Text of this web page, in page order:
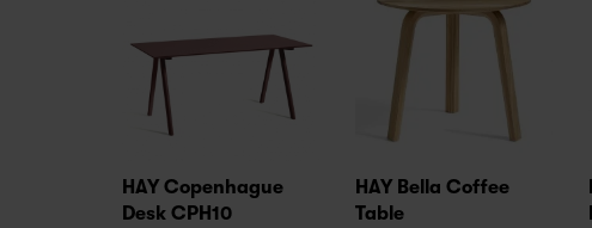
HAY Copenhague
Desk CPH10
HAY Bella Coffee
Table